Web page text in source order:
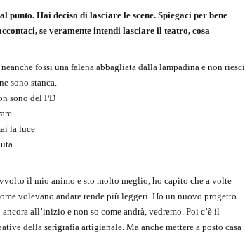
Hai deciso di lasciare le scene. Spiegaci per bene
se veramente intendi lasciare il teatro, cosa
fossi una falena abbagliata dalla lampadina e non riesci
sono stanca.
sono del PD
la luce
il mio animo e sto molto meglio, ho capito che a volte
volevano andare rende più leggeri. Ho un nuovo progetto
all’inizio e non so come andrà, vedremo. Poi c’è il
della serigrafia artigianale. Ma anche mettere a posto casa